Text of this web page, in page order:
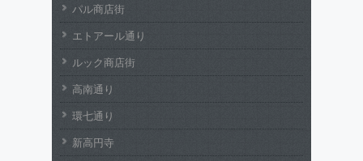
パル商店街
エトアール通り
ルック商店街
高南通り
環七通り
新高円寺